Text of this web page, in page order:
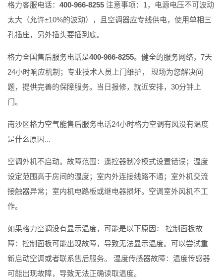
格力客服电话： 400-966-8255 注意事项：1，电源电压不可波动
太大（允许±10%的波动），且空调器应专线供电，使用单相三
孔插座，另外插头要插到底。
格力全国售后服务电话是400-966-8255。健全的服务网络，7天
24小时响应机制；专业技术人员上门维护， 现场为您解决问
题，提供完善的保障服务。当日报修，就近安排，30分钟上
门。
南沙区格力空气能售后服务电话24小时格力空调有风没有温度
是什么原因...
空调外机不启动。故障范围：遥控器制冷模式设置错误；温度
设定范围高于房间的温度；室内外连接线路不通；室外机交流
接触器异常；室内机电路板或继电器损坏。空调室外风机不工
作。
如果格力空调没有显示温度，可能是以下原因： 控制面板故
障：控制面板可能出现故障，导致无法显示温度。可以尝试重
新启动空调或者联系售后服务。 温度传感器故障：温度传感器
可能出现故障，导致无法正确读取温度。